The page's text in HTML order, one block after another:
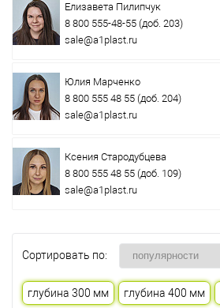
Елизавета Пилипчук
8 800 555-48-55 (доб. 203)
sale@a1plast.ru
Юлия Марченко
8 800 555 48 55 (доб. 204)
sale@a1plast.ru
Ксения Стародубцева
8 800 555 48 55 (доб. 109)
sale@a1plast.ru
Сортировать по:
глубина 300 мм глубина 400 мм